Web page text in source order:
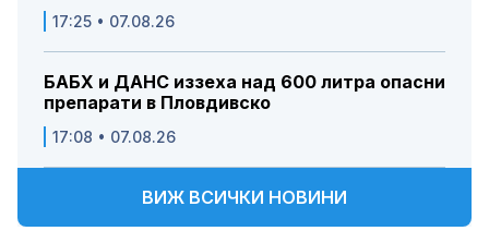
17:25 • 07.08.26
БАБХ и ДАНС иззеха над 600 литра опасни
препарати в Пловдивско
17:08 • 07.08.26
ВИЖ ВСИЧКИ НОВИНИ